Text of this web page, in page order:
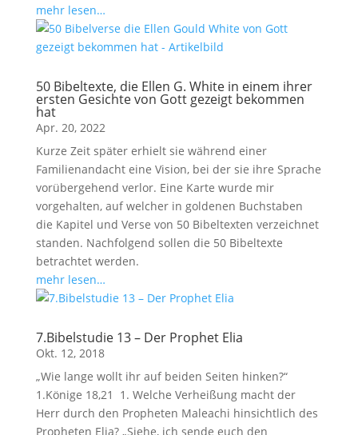
mehr lesen…
50 Bibeltexte, die Ellen G. White in einem ihrer
ersten Gesichte von Gott gezeigt bekommen
hat
Apr. 20, 2022
Kurze Zeit später erhielt sie während einer
Familienandacht eine Vision, bei der sie ihre Sprache
vorübergehend verlor. Eine Karte wurde mir
vorgehalten, auf welcher in goldenen Buchstaben
die Kapitel und Verse von 50 Bibeltexten verzeichnet
standen. Nachfolgend sollen die 50 Bibeltexte
betrachtet werden.
mehr lesen…
7.Bibelstudie 13 – Der Prophet Elia
Okt. 12, 2018
„Wie lange wollt ihr auf beiden Seiten hinken?“
1.Könige 18,21 1. Welche Verheißung macht der
Herr durch den Propheten Maleachi hinsichtlich des
Propheten Elia? „Siehe, ich sende euch den